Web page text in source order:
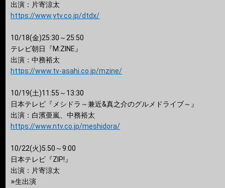
出演：片寄涼太
https://www.ytv.co.jp/dtdx/
10/18(金)25:30～25:50
テレビ朝日『M:ZINE』
出演：中務裕太
https://www.tv-asahi.co.jp/mzine/
10/19(土)11:55～13:30
日本テレビ『メシドラ～兼近&真之介のグルメドライブ～』
出演：白濱亜嵐、中務裕太
https://www.ntv.co.jp/meshidora/
10/22(火)5:50～9:00
日本テレビ『ZIP!』
出演：片寄涼太
※生出演